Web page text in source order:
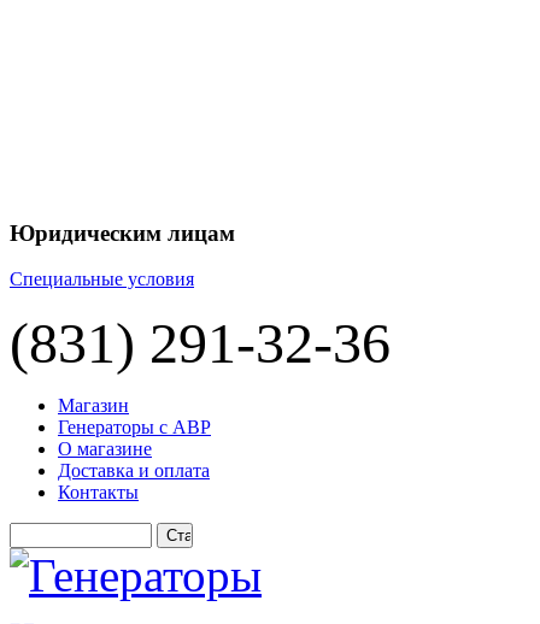
Юридическим лицам
Специальные условия
(831) 291-32-36
Магазин
Генераторы с АВР
О магазине
Доставка и оплата
Контакты